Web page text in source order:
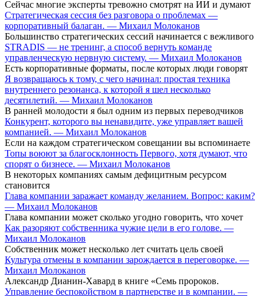
Сейчас многие эксперты тревожно смотрят на ИИ и думают
Стратегическая сессия без разговора о проблемах —
корпоративный балаган. — Михаил Молоканов
Большинство стратегических сессий начинается с вежливого
STRADIS — не тренинг, а способ вернуть команде
управленческую нервную систему. — Михаил Молоканов
Есть корпоративные форматы, после которых люди говорят
Я возвращаюсь к тому, с чего начинал: простая техника
внутреннего резонанса, к которой я шел несколько
десятилетий. — Михаил Молоканов
В ранней молодости я был одним из первых переводчиков
Конкурент, которого вы ненавидите, уже управляет вашей
компанией. — Михаил Молоканов
Если на каждом стратегическом совещании вы вспоминаете
Топы воюют за благосклонность Первого, хотя думают, что
спорят о бизнесе. — Михаил Молоканов
В некоторых компаниях самым дефицитным ресурсом
становится
Глава компании заражает команду желанием. Вопрос: каким?
— Михаил Молоканов
Глава компании может сколько угодно говорить, что хочет
Как разоряют собственника чужие цели в его голове. —
Михаил Молоканов
Собственник может несколько лет считать цель своей
Культура отмены в компании зарождается в переговорке. —
Михаил Молоканов
Александр Дианин-Хавард в книге «Семь пророков.
Управление беспокойством в партнерстве и в компании. —